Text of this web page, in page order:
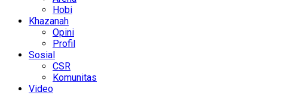
Hobi
Khazanah
Opini
Profil
Sosial
CSR
Komunitas
Video